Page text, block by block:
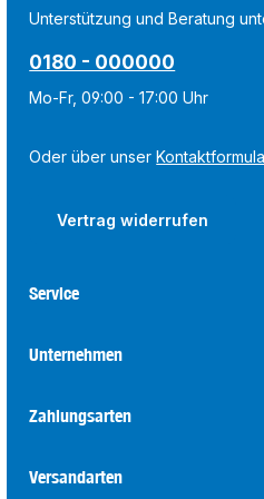
Unterstützung und Beratung
0180 - 000000
Mo-Fr, 09:00 - 17:00 Uhr
Oder über unser
Vertrag widerrufen
Service
Unternehmen
Zahlungsarten
Versandarten